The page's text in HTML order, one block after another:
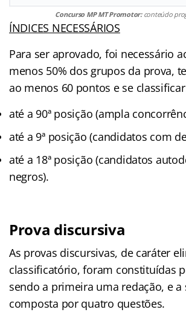
Concurso MP MT Promotor:conteúdo
ÍNDICES NECESSÁRIOS
Para ser aprovado, foi necessário
menos 50% dos grupos da prova,
ao menos 60 pontos e se
até a 90ª posição (ampla
até a 9ª posição (candidatos com
até a 18ª posição (candidatos
negros).
Prova discursiva
As provas discursivas, de caráter
classificatório, foram constituídas
sendo a primeira uma redação, e a
composta por quatro questões.